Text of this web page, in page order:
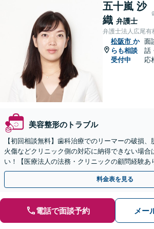
五十嵐 沙
織 弁護士
弁護士法人広尾有
松阪市 か
らも相談
受付中
面
話
応
美容整形のトラブル
【初回相談無料】歯科治療でのリーマーの破損
火傷などクリニック側の対応に納得できない場合
い！【医療法人の法務・クリニックの顧問経験あ
ドバイスで、納得のできるトラブルの解決を目指
料金表を見る
電話で面談予約 メー